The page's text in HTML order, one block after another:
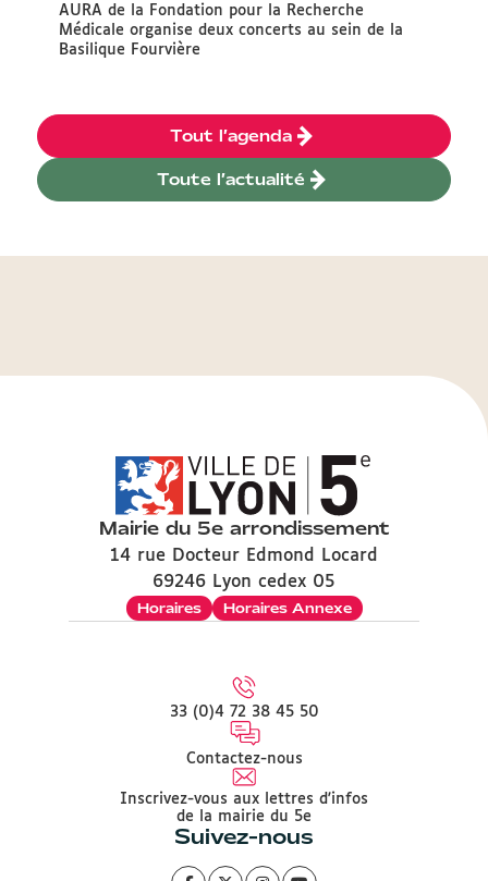
AURA de la Fondation pour la Recherche
Médicale organise deux concerts au sein de la
Basilique Fourvière
Tout l’agenda
Toute l’actualité
Mairie du 5e arrondissement
14 rue Docteur Edmond Locard
69246 Lyon cedex 05
Horaires
Horaires Annexe
33 (0)4 72 38 45 50
Contactez-nous
Inscrivez-vous aux lettres d'infos
de la mairie du 5e
Suivez-nous